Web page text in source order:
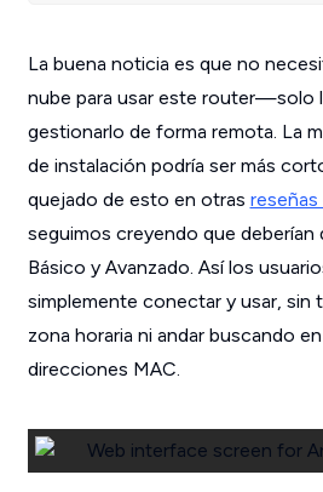
La buena noticia es que no
nube para usar este router—solo
gestionarlo de forma remota. La
de instalación podría ser más
quejado de esto en otras
seguimos creyendo que deberían
Básico y Avanzado. Así los
simplemente conectar y usar, sin
zona horaria ni andar buscando
direcciones MAC.